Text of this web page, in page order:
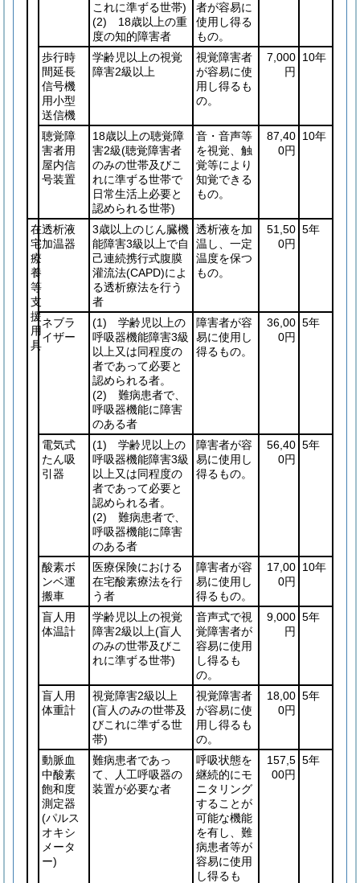
これに準ずる世帯)
(2) 18歳以上の重
度の知的障害者
者が容易に
使用し得る
もの。
歩行時
間延長
信号機
用小型
送信機
学齢児以上の視覚
障害2級以上
視覚障害者
が容易に使
用し得るも
の。
7,000
円
10年
聴覚障
害者用
屋内信
号装置
18歳以上の聴覚障
害2級(聴覚障害者
のみの世帯及びこ
れに準ずる世帯で
日常生活上必要と
認められる世帯)
音・音声等
を視覚、触
覚等により
知覚できる
もの。
87,40
0円
10年
在
宅
療
養
等
支
援
用
具
透析液
加温器
3歳以上のじん臓機
能障害3級以上で自
己連続携行式腹膜
灌流法(CAPD)によ
る透析療法を行う
者
透析液を加
温し、一定
温度を保つ
もの。
51,50
0円
5年
ネブラ
イザー
(1) 学齢児以上の
呼吸器機能障害3級
以上又は同程度の
者であって必要と
認められる者。
(2) 難病患者で、
呼吸器機能に障害
のある者
障害者が容
易に使用し
得るもの。
36,00
0円
5年
電気式
たん吸
引器
(1) 学齢児以上の
呼吸器機能障害3級
以上又は同程度の
者であって必要と
認められる者。
(2) 難病患者で、
呼吸器機能に障害
のある者
障害者が容
易に使用し
得るもの。
56,40
0円
5年
酸素ボ
ンベ運
搬車
医療保険における
在宅酸素療法を行
う者
障害者が容
易に使用し
得るもの。
17,00
0円
10年
盲人用
体温計
学齢児以上の視覚
障害2級以上(盲人
のみの世帯及びこ
れに準ずる世帯)
音声式で視
覚障害者が
容易に使用
し得るも
の。
9,000
円
5年
盲人用
体重計
視覚障害2級以上
(盲人のみの世帯及
びこれに準ずる世
帯)
視覚障害者
が容易に使
用し得るも
の。
18,00
0円
5年
動脈血
中酸素
飽和度
測定器
(パルス
オキシ
メータ
ー)
難病患者であっ
て、人工呼吸器の
装置が必要な者
呼吸状態を
継続的にモ
ニタリング
することが
可能な機能
を有し、難
病患者等が
容易に使用
し得るも
157,5
00円
5年